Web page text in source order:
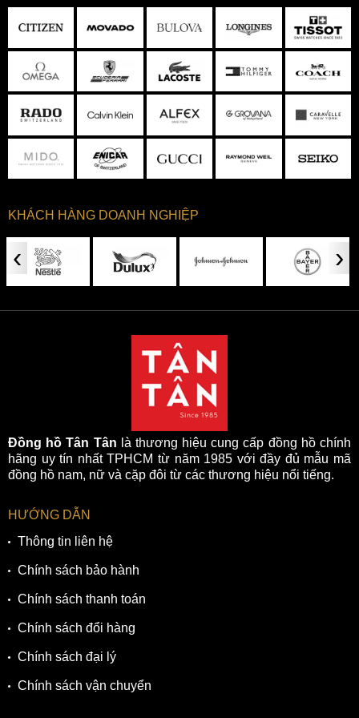
Thêm vào đó, Bulova đã sử dụng khóa cài thường thấy trên
những chiếc đồng hồ dây da cho mẫu đồng hồ này. Điểm
mạnh của khóa cài là sự gọn gàng, tiện lợi và cực kỳ chắc
chắn.
4. Mặt số vân phun nhám cùng thiết kế
Open-Heart lộ máy độc đáo
Các mặt số mà Bulova làm ra từ xưa đến nay vẫn luôn nổi
tiếng với sự độc đáo “không đụng hàng” với bất cứ một
thương hiệu nào khác. Trong số vô vàn những thiết kế đặc
sắc đó, Bulova 97A136 là một trong những minh chứng
hoàn hảo, nổi bật lên như một đại diện cho phong cách mặt
số cổ điển tuy xưa cũ nhưng cực kỳ lôi cuốn.
Mặt số vân phun nhám cực kỳ tinh tế và ấn tượng cùng bộ
KHÁCH HÀNG DOANH NGHIỆP
‹ ›
Đồng hồ Tân Tân là thương hiệu cung cấp đồng hồ chính
hãng uy tín nhất TPHCM từ năm 1985 với đầy đủ mẫu mã
đồng hồ nam, nữ và cặp đôi từ các thương hiệu nổi tiếng.
HƯỚNG DẪN
Thông tin liên hệ
Chính sách bảo hành
Chính sách thanh toán
Chính sách đổi hàng
Chính sách đại lý
Chính sách vận chuyển